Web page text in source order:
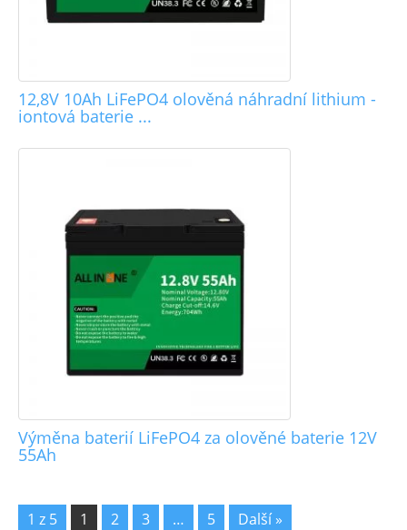
12,8V 10Ah LiFePO4 olověná náhradní lithium -
iontová baterie ...
Výměna baterií LiFePO4 za olověné baterie 12V
55Ah
1 z 5 1 2 3 … 5 Další »